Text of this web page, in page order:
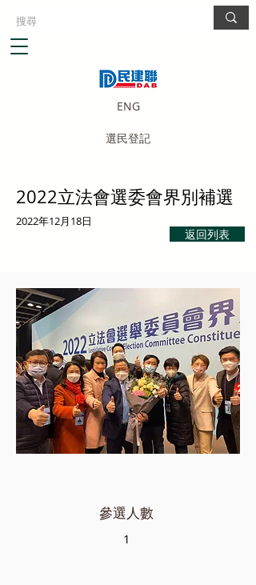
ENG
選民登記
2022立法會選委會界別補選
2022年12月18日
返回列表
參選人數
1